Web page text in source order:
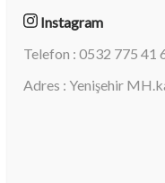
Instagram
Telefon : 0532 775 41
Adres : Yenişehir